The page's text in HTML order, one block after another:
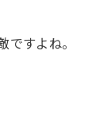
ですよね。